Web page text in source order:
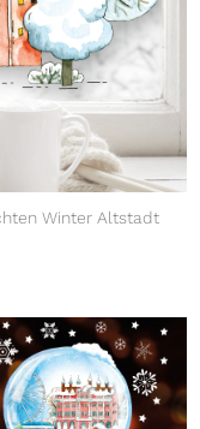
Winter Altstadt